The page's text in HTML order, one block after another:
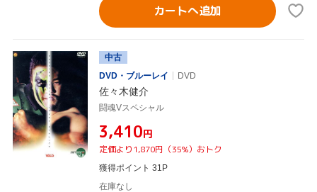
カートへ追加
中古
DVD・ブルーレイ
DVD
佐々木健介
闘魂Vスペシャル
¥3,410円
定価より1,870円（35%）おトク
獲得ポイント 31P
在庫なし